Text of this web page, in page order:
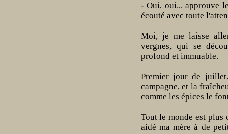
- Oui, oui... approuve
écouté avec toute
Moi, je me laisse
vergnes, qui se
profond et immuable.
Premier jour de
campagne, et la
comme les épices le
Tout le monde est
aidé ma mère à de